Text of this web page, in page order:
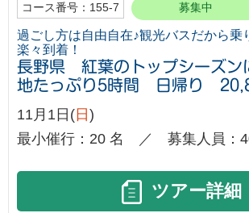
コース番号：155-7 募集中
過ごし方は自由自在♪観光バスだから乗
楽々到着！
長野県 紅葉のトップシーズン
地たっぷり5時間 日帰り
11月1日( 日 )
最小催行：20 名 ／ 募集人員：
ツアー詳細